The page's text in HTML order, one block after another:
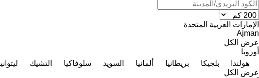
الإمارات العربية المتحدة
Ajman
عرض الكل
أوروبا
هولندا
بلجيكا بريطانيا ألمانيا السويد سلوفاكيا التشيك
عرض الكل